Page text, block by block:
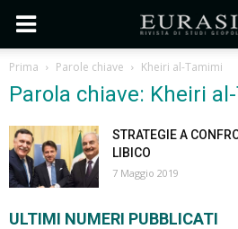
Prima Parole chiave Kheiri al-Tamimi
Parola chiave: Kheiri
STRATEGIE A
LIBICO
7 Maggio 2019
ULTIMI NUMERI PUBBLICATI